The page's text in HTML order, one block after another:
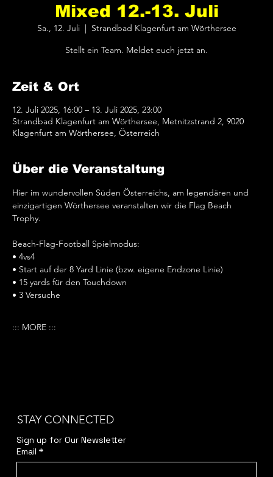
Mixed 12.-13. Juli
Sa., 12. Juli
  |
Strandbad Klagenfurt am Wörthersee
Stellt ein Team. Meldet euch jetzt an.
Zeit & Ort
12. Juli 2025, 16:00 – 13. Juli 2025, 23:00
Strandbad Klagenfurt am Wörthersee, Metnitzstrand 2, 9020
Klagenfurt am Wörthersee, Österreich
Über die Veranstaltung
Hier im wundervollen Süden Österreichs, am legendären und
einzigartigen Wörthersee veranstalten wir die Flag Beach
Trophy.
Beach-Flag-Football Spielmodus:
• 4vs4
• Start auf der 8 Yard Linie (bzw. eigene Endzone Linie)
• 15 yards für den Touchdown
• 3 Versuche
::: MORE :::
STAY CONNECTED
Sign up for Our Newsletter
Email *